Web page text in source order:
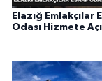
Elazığ Emlakçılar
Odası Hizmete